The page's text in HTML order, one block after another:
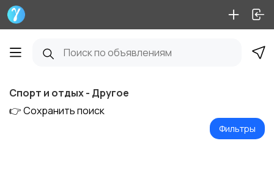
Спорт и отдых - Другое
👉 Сохранить поиск
Фильтры